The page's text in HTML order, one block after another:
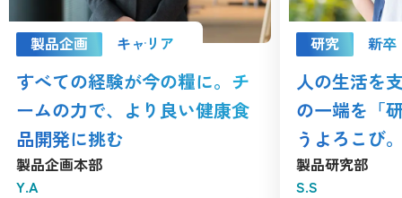
製品企画 キャリア
すべての経験が今の糧に。チ
ームの力で、より良い健康食
品開発に挑む
製品企画本部
Y.A
研究 新卒
人の生活を
の一端を「
うよろこび
製品研究部
S.S